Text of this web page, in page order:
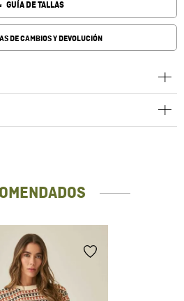
GUÍA DE TALLAS
DE CAMBIOS Y DEVOLUCIÓN